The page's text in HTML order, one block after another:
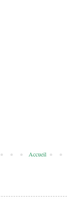
Accueil